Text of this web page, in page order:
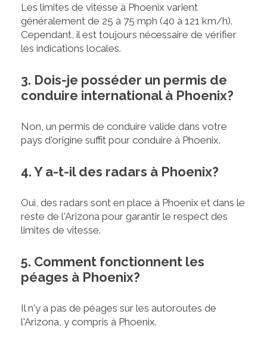
Les limites de vitesse à Phoenix varient
généralement de 25 à 75 mph (40 à 121 km/h).
Cependant, il est toujours nécessaire de vérifier
les indications locales.
3. Dois-je posséder un permis de
conduire international à Phoenix?
Non, un permis de conduire valide dans votre
pays d'origine suffit pour conduire à Phoenix.
4. Y a-t-il des radars à Phoenix?
Oui, des radars sont en place à Phoenix et dans le
reste de l'Arizona pour garantir le respect des
limites de vitesse.
5. Comment fonctionnent les
péages à Phoenix?
Il n'y a pas de péages sur les autoroutes de
l'Arizona, y compris à Phoenix.